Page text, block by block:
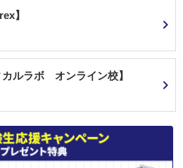
】
ルラボ オンライン校】